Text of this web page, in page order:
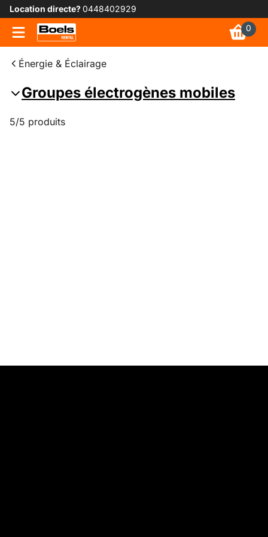
Location directe?0448402929
0
Énergie & Éclairage
Groupes électrogènes mobiles
5/5 produits